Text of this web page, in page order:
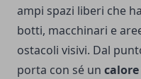
ampi spazi liberi che
botti, macchinari e
ostacoli visivi. Dal
porta con sé un